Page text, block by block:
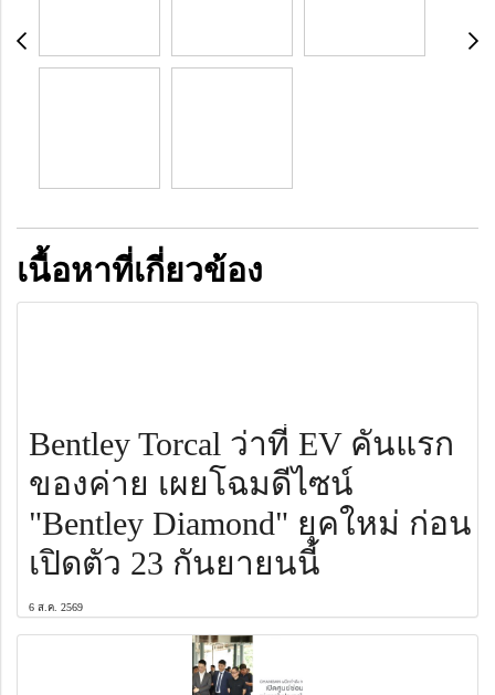
เนื้อหาที่เกี่ยวข้อง
Bentley Torcal ว่าที่ EV คันแรก
ของค่าย เผยโฉมดีไซน์
"Bentley Diamond" ยุคใหม่ ก่อน
เปิดตัว 23 กันยายนนี้
6 ส.ค. 2569